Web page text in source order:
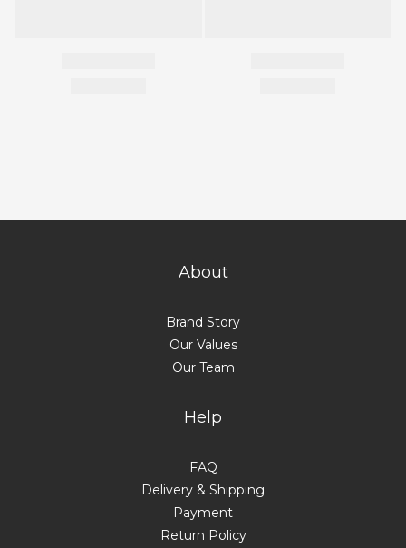
About
Brand Story
Our Values
Our Team
Help
FAQ
Delivery & Shipping
Payment
Return Policy